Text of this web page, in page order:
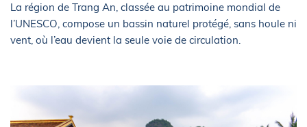
La région de Trang An, classée au patrimoine mondial de
l’UNESCO, compose un bassin naturel protégé, sans houle ni
vent, où l’eau devient la seule voie de circulation.